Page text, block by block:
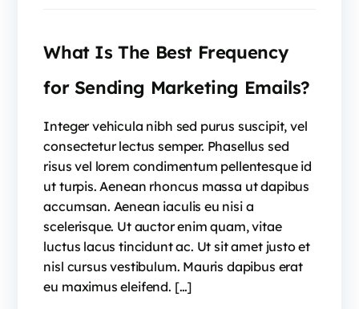
What Is The Best Frequency
for Sending Marketing Emails?
Integer vehicula nibh sed purus suscipit, vel
consectetur lectus semper. Phasellus sed
risus vel lorem condimentum pellentesque id
ut turpis. Aenean rhoncus massa ut dapibus
accumsan. Aenean iaculis eu nisi a
scelerisque. Ut auctor enim quam, vitae
luctus lacus tincidunt ac. Ut sit amet justo et
nisl cursus vestibulum. Mauris dapibus erat
eu maximus eleifend. […]